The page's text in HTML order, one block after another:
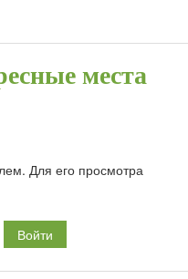
места
Для его просмотра